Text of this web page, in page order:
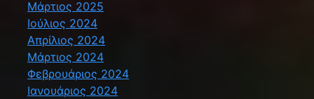
Μάρτιος 2025
Ιούλιος 2024
Απρίλιος 2024
Μάρτιος 2024
Φεβρουάριος 2024
Ιανουάριος 2024